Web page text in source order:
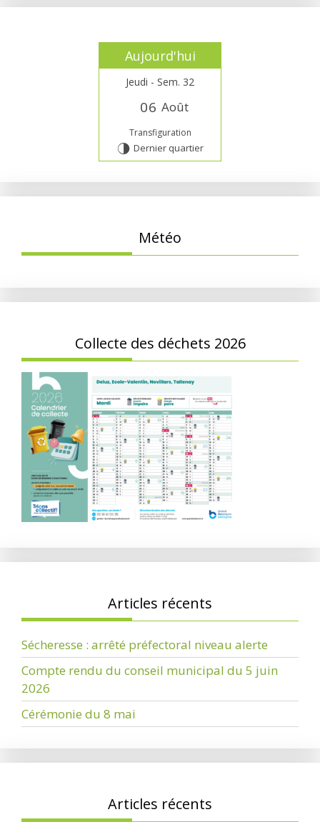
Aujourd'hui
Jeudi - Sem. 32
06 Août
Transfiguration
T Dernier quartier
Météo
Collecte des déchets 2026
Articles récents
Sécheresse : arrêté préfectoral niveau alerte
Compte rendu du conseil municipal du 5 juin
2026
Cérémonie du 8 mai
Articles récents